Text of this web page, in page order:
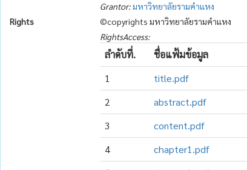
Grantor:มหาวิทยาลัยรามคำแหง
Rights
©copyrights มหาวิทยาลัยรามคำแหง
RightsAccess:
ลำดับที่. ชื่อแฟ้มข้อมูล
1
title.pdf
2
abstract.pdf
3
content.pdf
4
chapter1.pdf